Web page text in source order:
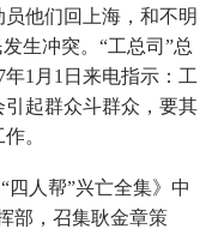
他们回上海，和不明
生冲突。“工总司”总
1月1日来电指示：工
起群众斗群众，要其
。
四人帮”兴亡全集》中
部，召集耿金章策